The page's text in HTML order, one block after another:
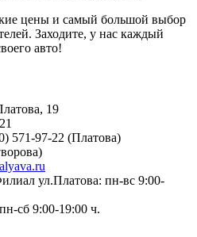
цены и самый большой выбор
Заходите, у нас каждый
авто!
19
571-97-22 (Платова)
ул.Платова: пн-вс 9:00-
сб 9:00-19:00 ч.